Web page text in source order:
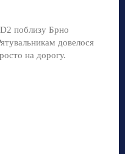
поблизу Брно
довелося
на дорогу.